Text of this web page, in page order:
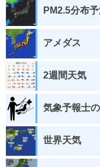
PM2.5分布予
アメダス
2週間天気
気象予報士
世界天気